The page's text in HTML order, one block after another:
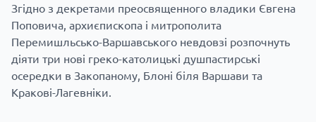
Згідно з декретами преосвященного владики Євгена
Поповича, архиєпископа і митрополита
Перемишльсько-Варшавського невдовзі розпочнуть
діяти три нові греко-католицькі душпастирські
осередки в Закопаному, Блоні біля Варшави та
Кракові-Лагевніки.